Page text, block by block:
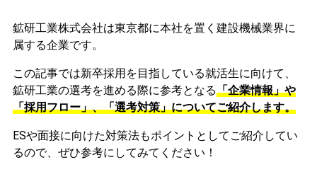
鉱研工業株式会社は東京都に本社を置く建設機械業界に
属する企業です。
この記事では新卒採用を目指している就活生に向けて、
鉱研工業の選考を進める際に参考となる「企業情報」や
「採用フロー」、「選考対策」についてご紹介します。
ESや面接に向けた対策法もポイントとしてご紹介してい
るので、ぜひ参考にしてみてください！